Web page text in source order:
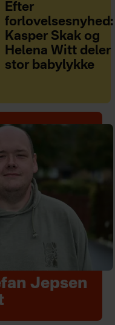
Efter
forlovelsesnyhed:
Kasper Skak og
Helena Witt deler
stor babylykke
Jepsen